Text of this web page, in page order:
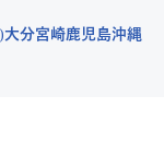
大分宮崎鹿児島沖縄